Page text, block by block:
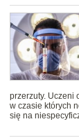
przerzuty. Uczeni
w czasie których
się na